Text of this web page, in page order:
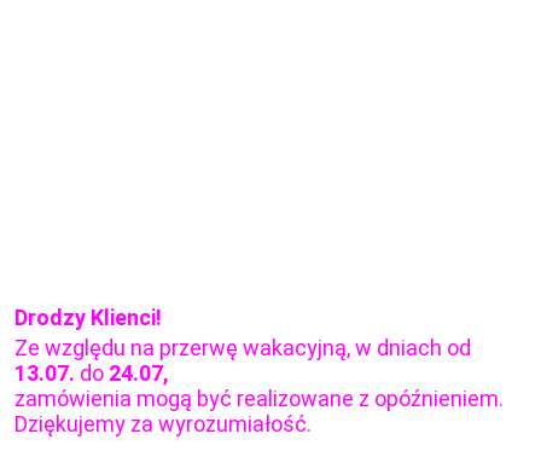
Drodzy Klienci!
Ze względu na przerwę wakacyjną, w dniach od
13.07. do 24.07,
zamówienia mogą być realizowane z opóźnieniem.
Dziękujemy za wyrozumiałość.